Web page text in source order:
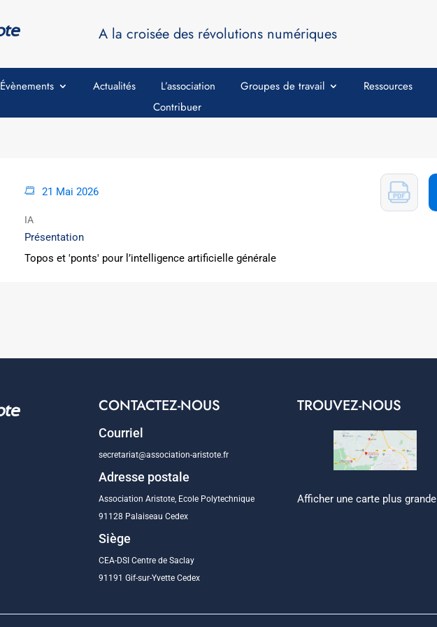
A la croisée des révolutions numériques
Évènements Actualités L’association Groupes de travail
Ressources
Contribuer
21 Mai 2026
IA
Présentation
Topos et 'ponts' pour l’intelligence artificielle générale
CONTACTEZ-NOUS
Courriel
secretariat@association-aristote.fr
Adresse postale
Association Aristote, Ecole Polytechnique
91128 Palaiseau Cedex
Siège
CEA-DSI Centre de Saclay
91191 Gif-sur-Yvette Cedex
TROUVEZ-NOUS
Afficher une carte plus grande